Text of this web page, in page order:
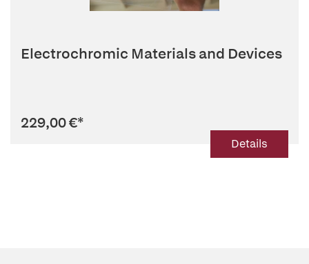
Electrochromic Materials and Devices
229,00 €*
Details